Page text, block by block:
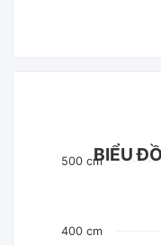
BIỂU
400 cm
500 cm